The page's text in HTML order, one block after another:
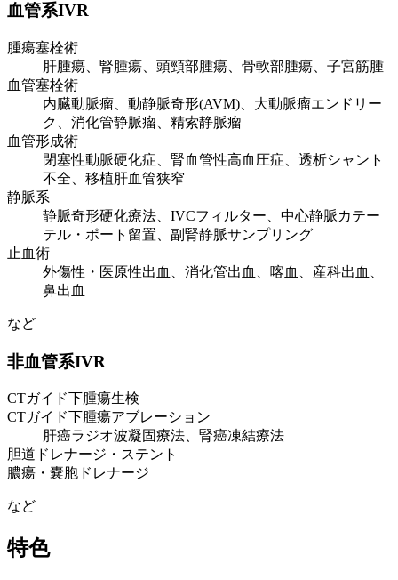
血管系IVR
腫瘍塞栓術
肝腫瘍、腎腫瘍、頭頸部腫瘍、骨軟部腫瘍、子宮筋腫
血管塞栓術
内臓動脈瘤、動静脈奇形(AVM)、大動脈瘤エンドリー
ク、消化管静脈瘤、精索静脈瘤
血管形成術
閉塞性動脈硬化症、腎血管性高血圧症、透析シャント
不全、移植肝血管狭窄
静脈系
静脈奇形硬化療法、IVCフィルター、中心静脈カテー
テル・ポート留置、副腎静脈サンプリング
止血術
外傷性・医原性出血、消化管出血、喀血、産科出血、
鼻出血
など
非血管系IVR
CTガイド下腫瘍生検
CTガイド下腫瘍アブレーション
肝癌ラジオ波凝固療法、腎癌凍結療法
胆道ドレナージ・ステント
膿瘍・嚢胞ドレナージ
など
特色